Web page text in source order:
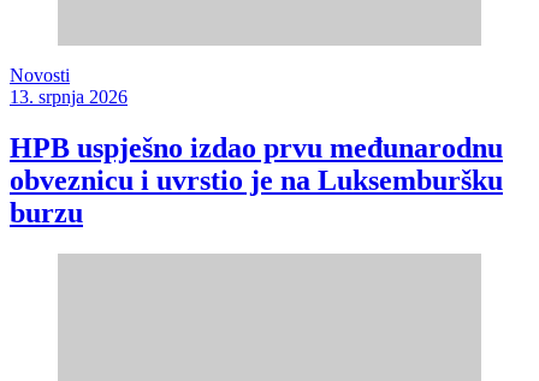
Novosti
13. srpnja 2026
HPB uspješno izdao prvu međunarodnu
obveznicu i uvrstio je na Luksemburšku
burzu